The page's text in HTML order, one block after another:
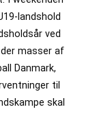
landshold
ved
der masser af
Danmark,
til
skal